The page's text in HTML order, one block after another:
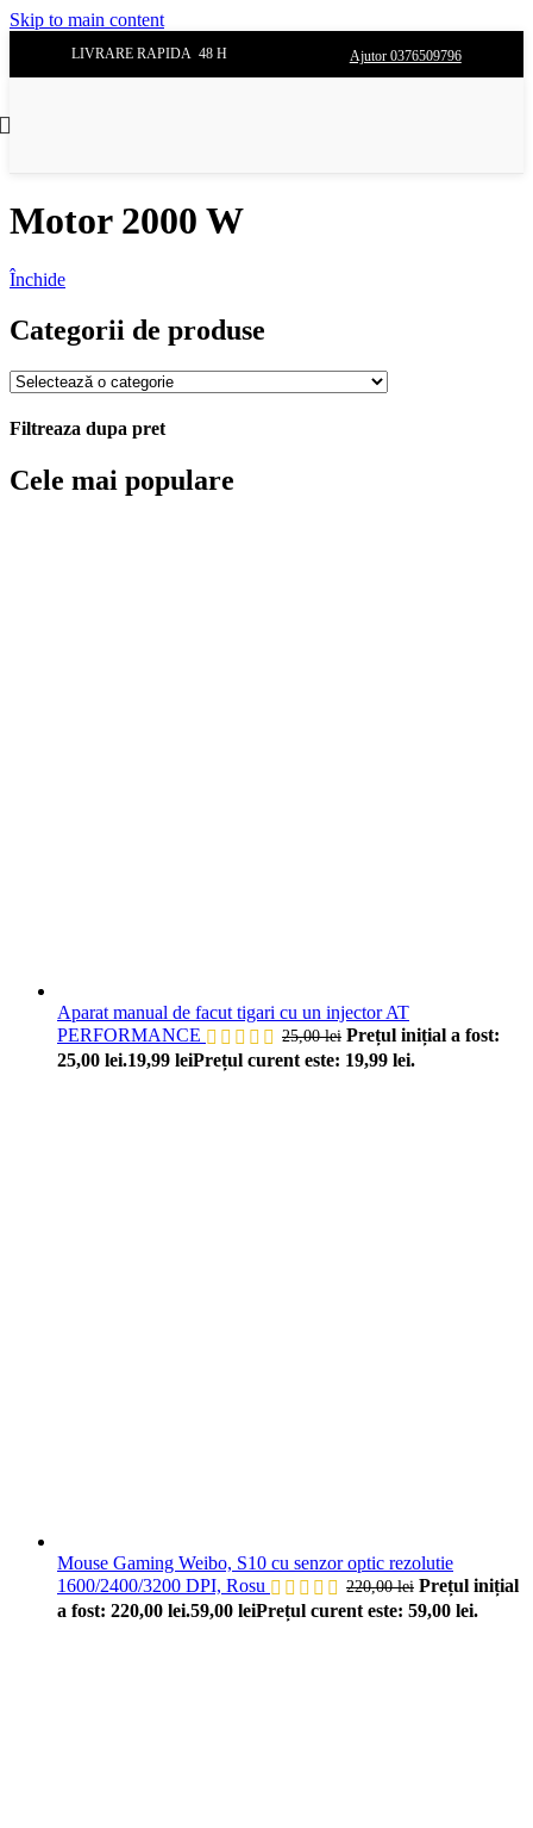
Skip to main content
LIVRARE RAPIDA 48 H Ajutor 0376509796
Motor 2000 W
Închide
Categorii de produse
Filtreaza dupa pret
Cele mai populare
Aparat manual de facut tigari cu un injector AT
PERFORMANCE
25,00lei Prețul inițial a fost:
25,00 lei.19,99 leiPrețul curent este: 19,99 lei.
Mouse Gaming Weibo, S10 cu senzor optic rezolutie
1600/2400/3200 DPI, Rosu
220,00lei Prețul inițial
a fost: 220,00 lei.59,00 leiPrețul curent este: 59,00 lei.